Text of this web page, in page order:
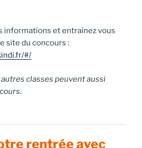
informations et entraînez vous
site du concours :
#/
classes peuvent aussi
.
rentrée avec